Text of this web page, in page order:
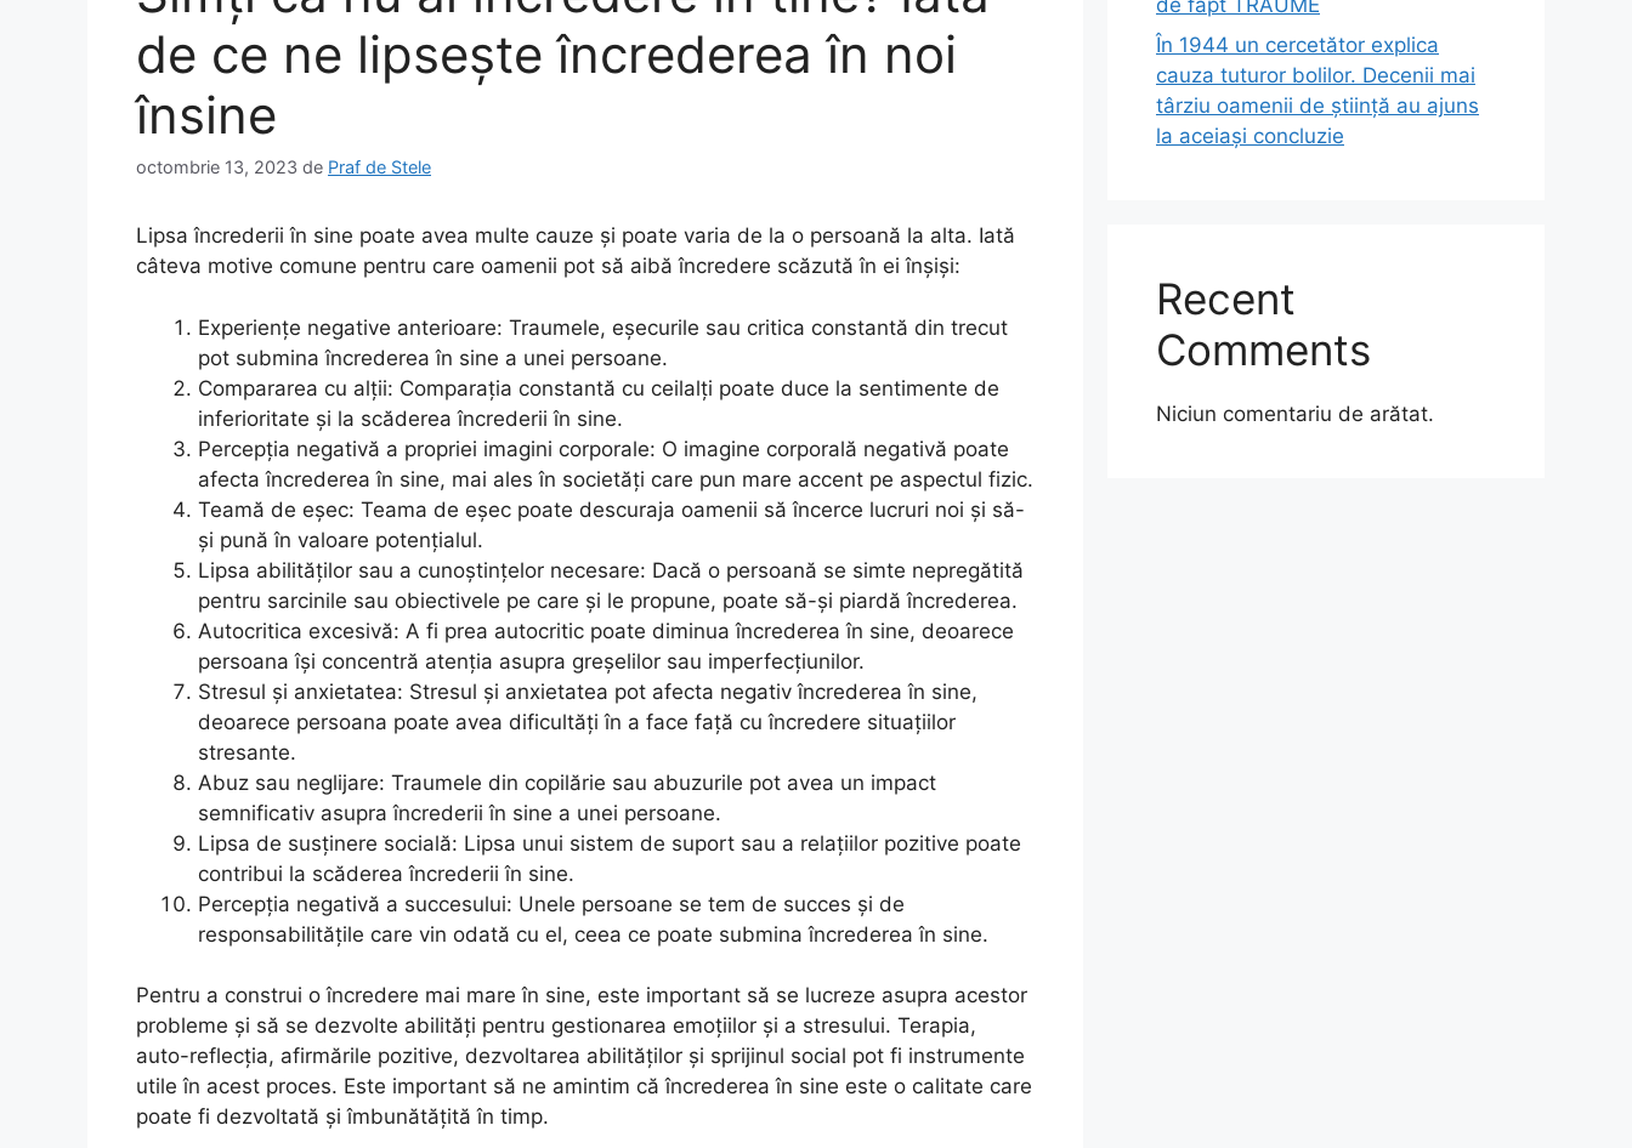
de ce ne lipsește încrederea în noi
însine
octombrie 13, 2023 de Praf de Stele
Lipsa încrederii în sine poate avea multe cauze și poate varia de la o persoană la alta. Iată
câteva motive comune pentru care oamenii pot să aibă încredere scăzută în ei înșiși:
Experiențe negative anterioare: Traumele, eșecurile sau critica constantă din trecut
pot submina încrederea în sine a unei persoane.
Compararea cu alții: Comparația constantă cu ceilalți poate duce la sentimente de
inferioritate și la scăderea încrederii în sine.
Percepția negativă a propriei imagini corporale: O imagine corporală negativă poate
afecta încrederea în sine, mai ales în societăți care pun mare accent pe aspectul fizic.
Teamă de eșec: Teama de eșec poate descuraja oamenii să încerce lucruri noi și să-
și pună în valoare potențialul.
Lipsa abilităților sau a cunoștințelor necesare: Dacă o persoană se simte nepregătită
pentru sarcinile sau obiectivele pe care și le propune, poate să-și piardă încrederea.
Autocritica excesivă: A fi prea autocritic poate diminua încrederea în sine, deoarece
persoana își concentră atenția asupra greșelilor sau imperfecțiunilor.
Stresul și anxietatea: Stresul și anxietatea pot afecta negativ încrederea în sine,
deoarece persoana poate avea dificultăți în a face față cu încredere situațiilor
stresante.
Abuz sau neglijare: Traumele din copilărie sau abuzurile pot avea un impact
semnificativ asupra încrederii în sine a unei persoane.
Lipsa de susținere socială: Lipsa unui sistem de suport sau a relațiilor pozitive poate
contribui la scăderea încrederii în sine.
Percepția negativă a succesului: Unele persoane se tem de succes și de
responsabilitățile care vin odată cu el, ceea ce poate submina încrederea în sine.
Pentru a construi o încredere mai mare în sine, este important să se lucreze asupra acestor
probleme și să se dezvolte abilități pentru gestionarea emoțiilor și a stresului. Terapia,
auto-reflecția, afirmările pozitive, dezvoltarea abilităților și sprijinul social pot fi instrumente
utile în acest proces. Este important să ne amintim că încrederea în sine este o calitate care
poate fi dezvoltată și îmbunătățită în timp.
În 1944 un cercetător explica
cauza tuturor bolilor. Decenii mai
târziu oamenii de știință au ajuns
la aceiași concluzie
Recent
Comments
Niciun comentariu de arătat.